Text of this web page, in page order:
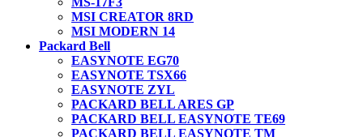
MSI CREATOR 8RD
MSI MODERN 14
Packard Bell
EASYNOTE EG70
EASYNOTE TSX66
EASYNOTE ZYL
PACKARD BELL ARES GP
PACKARD BELL EASYNOTE TE69
PACKARD BELL EASYNOTE TM